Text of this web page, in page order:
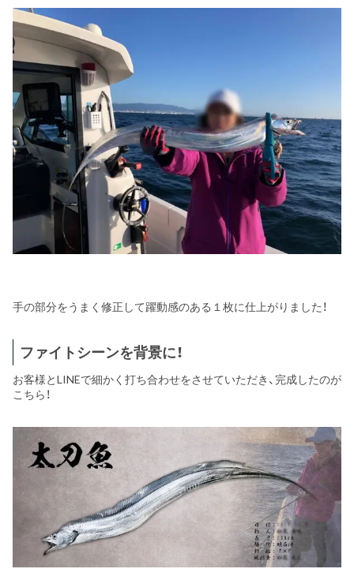
手の部分をうまく修正して躍動感のある１枚に仕上がりました！
ファイトシーンを背景に！
お客様とLINEで細かく打ち合わせをさせていただき、完成したのが
こちら！